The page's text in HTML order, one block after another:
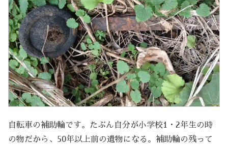
自転車の補助輪です。たぶん自分が小学校1・2年生の時
の物だから、50年以上前の遺物になる。補助輪の残って